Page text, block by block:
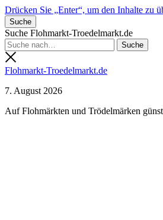
Drücken Sie „Enter“, um den Inhalte zu
Suche
Suche Flohmarkt-Troedelmarkt.de
Flohmarkt-Troedelmarkt.de
7. August 2026
Auf Flohmärkten und Trödelmärken